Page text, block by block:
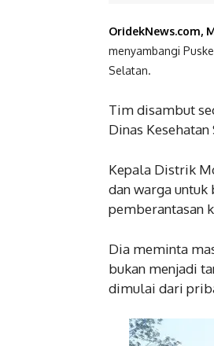
OridekNews.com,
menyambangi
Selatan.
Tim disambut
Dinas
Kepala Distrik
dan warga
pemberantasan
Dia meminta
bukan menjadi
dimulai dari